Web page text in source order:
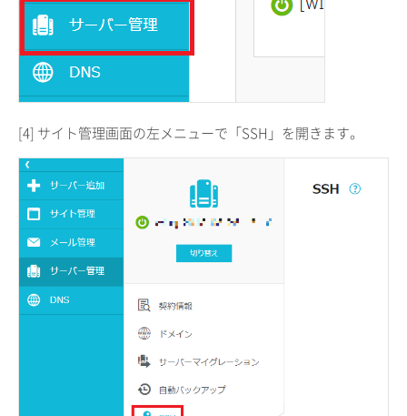
[4] サイト管理画面の左メニューで「SSH」を開きます。